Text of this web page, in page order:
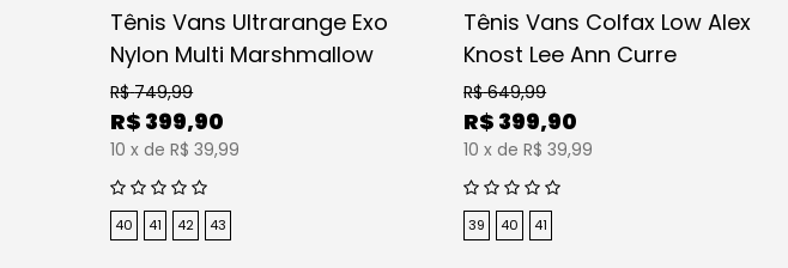
Tênis Vans Ultrarange Exo
Nylon Multi Marshmallow
R$ 749,99
R$ 399,90
10 x de R$ 39,99
40 41 42 43
Tênis Vans Colfax Low Alex
Knost Lee Ann Curre
R$ 649,99
R$ 399,90
10 x de R$ 39,99
39 40 41